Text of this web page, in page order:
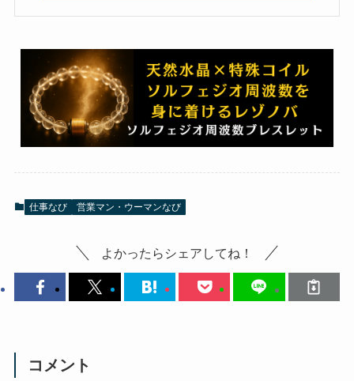
仕事なび 営業マン・ウーマンなび
よかったらシェアしてね！
コメント